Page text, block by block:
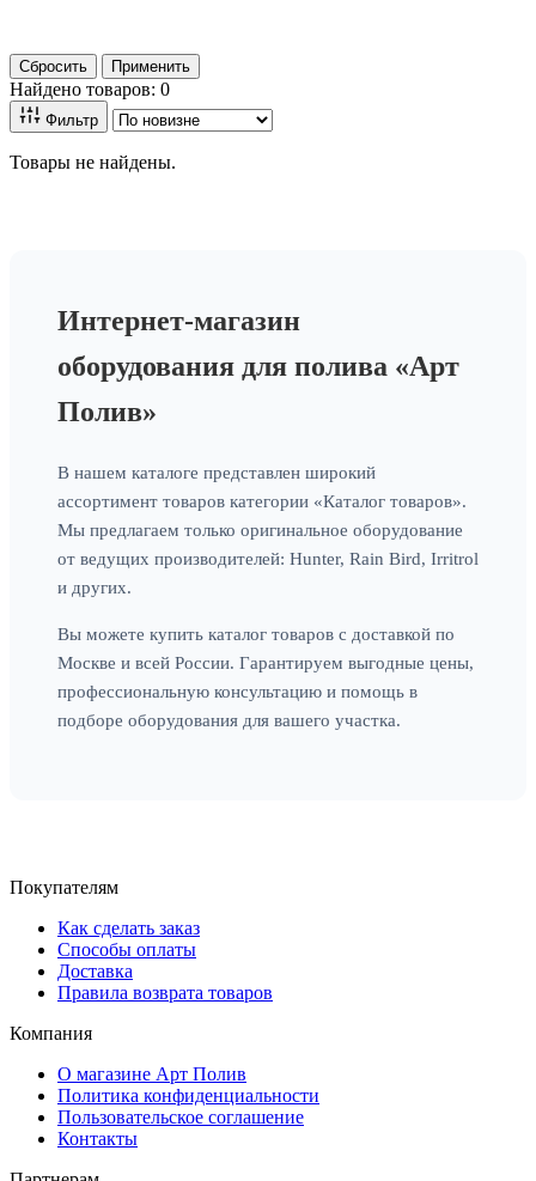
Сбросить
Применить
Найдено товаров: 0
Фильтр
Товары не найдены.
Интернет-магазин
оборудования для полива «Арт
Полив»
В нашем каталоге представлен широкий
ассортимент товаров категории «Каталог товаров».
Мы предлагаем только оригинальное оборудование
от ведущих производителей: Hunter, Rain Bird, Irritrol
и других.
Вы можете купить каталог товаров с доставкой по
Москве и всей России. Гарантируем выгодные цены,
профессиональную консультацию и помощь в
подборе оборудования для вашего участка.
Покупателям
Как сделать заказ
Способы оплаты
Доставка
Правила возврата товаров
Компания
О магазине Арт Полив
Политика конфиденциальности
Пользовательское соглашение
Контакты